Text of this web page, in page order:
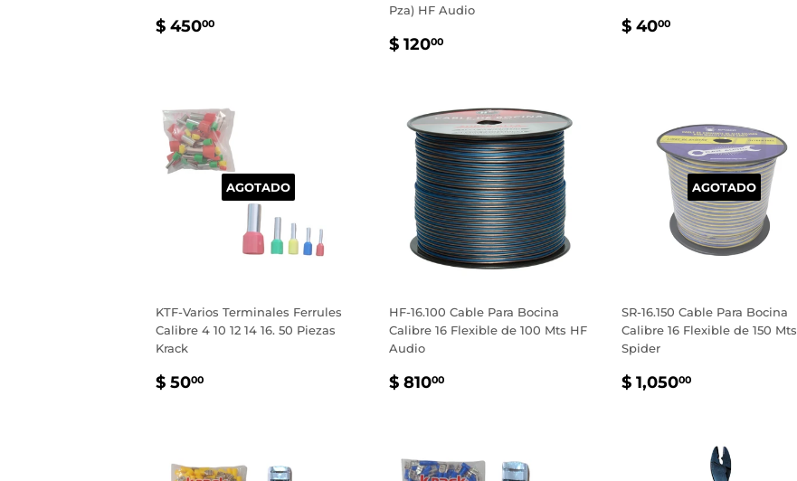
PRECIO
$ 45000
Pza) HF Audio
PRECIO
$ 12000$
PRECIO
$ 4000
AGOTADO
KTF-Varios Terminales Ferrules
Calibre 4 10 12 14 16. 50 Piezas
Krack
PRECIO
$ 5000
HF-16.100 Cable Para Bocina
Calibre 16 Flexible de 100 Mts HF
Audio
PRECIO
$ 81000$
AGOTADO
SR-16.150 Cable Para Bocina
Calibre 16 Flexible de 150 Mts
Spider
PRECIO
$ 1,05000